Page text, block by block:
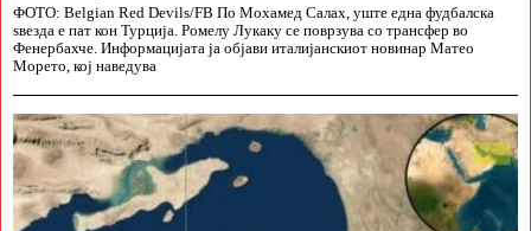
ФОТО: Belgian Red Devils/FB По Мохамед Салах, уште една фудбалска
ѕвезда е пат кон Турција. Ромелу Лукаку се поврзува со трансфер во
Фенербахче. Информацијата ја објави италијанскиот новинар Матео
Морето, кој наведува